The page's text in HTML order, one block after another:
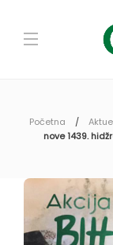
Početna
nove 1439.